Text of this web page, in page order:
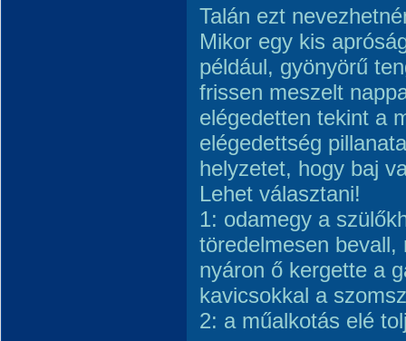
Talán ezt
Mikor egy kis
például, gyönyörű
frissen meszelt
elégedetten tekint a
elégedettség
helyzetet, hogy baj
Lehet választani!
1: odamegy a
töredelmesen
nyáron ő kergette a
kavicsokkal a
2: a műalkotás elé